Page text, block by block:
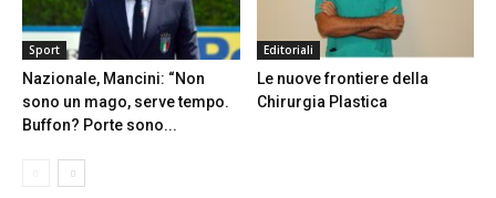
Sport
Nazionale, Mancini: “Non
sono un mago, serve tempo.
Buffon? Porte sono...
Editoriali
Le nuove frontiere della
Chirurgia Plastica